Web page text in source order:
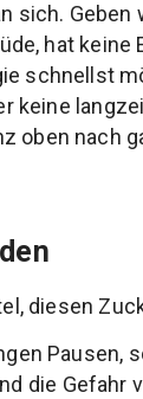
sich.
hat keine
schnellst
keine
oben nach
diesen
Pausen,
die